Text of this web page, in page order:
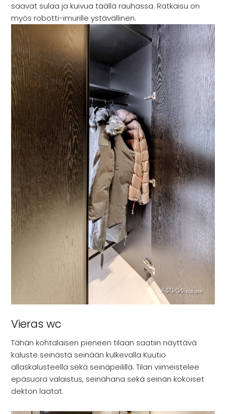
saavat sulaa ja kuivua täällä rauhassa. Ratkaisu on
myös robotti-imurille ystävällinen.
Vieras wc
Tähän kohtalaisen pieneen tilaan saatiin näyttävä
kaluste seinästä seinään kulkevalla Kuutio
allaskalusteella sekä seinäpeilillä. Tilan viimeistelee
epäsuora valaistus, seinähana sekä seinän kokoiset
dekton laatat.